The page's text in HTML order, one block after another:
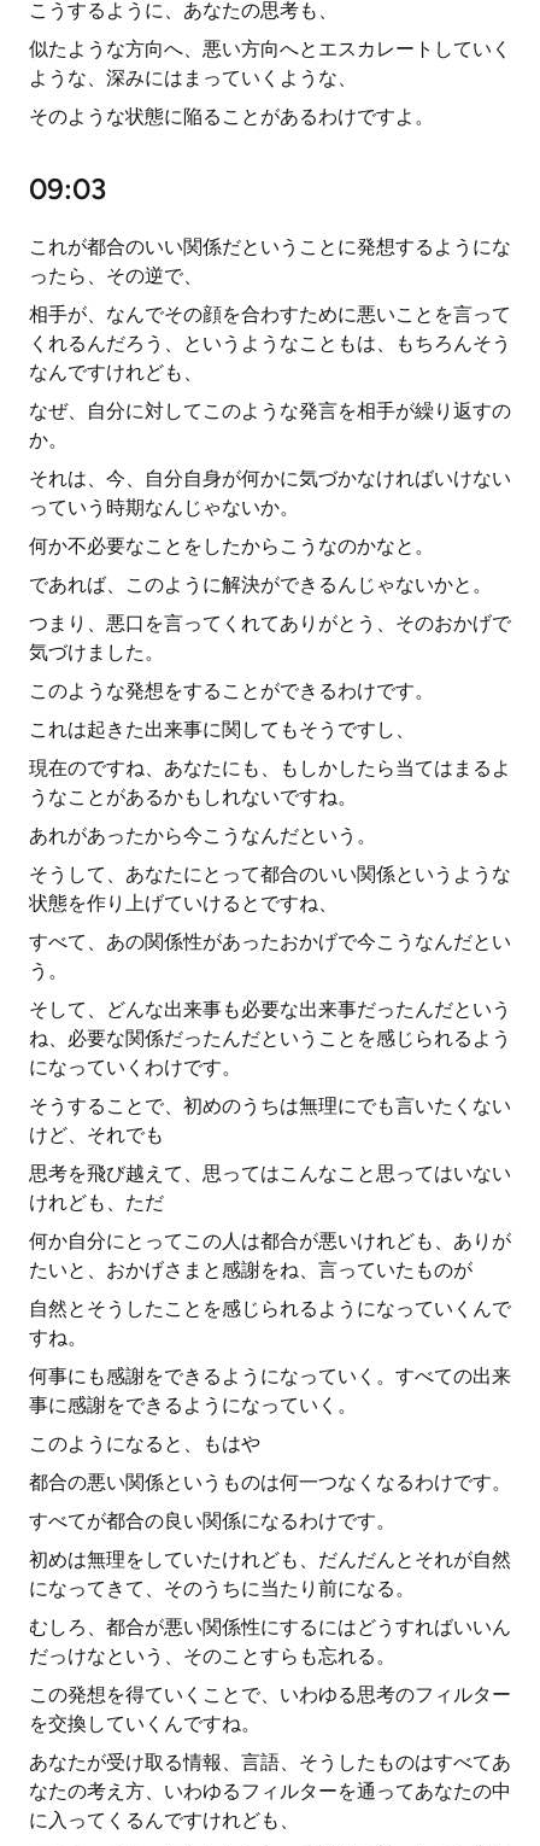
こうするように、あなたの思考も、
似たような方向へ、悪い方向へとエスカレートしていく
ような、深みにはまっていくような、
そのような状態に陥ることがあるわけですよ。
09:03
これが都合のいい関係だということに発想するようにな
ったら、その逆で、
相手が、なんでその顔を合わすために悪いことを言って
くれるんだろう、というようなこともは、もちろんそう
なんですけれども、
なぜ、自分に対してこのような発言を相手が繰り返すの
か。
それは、今、自分自身が何かに気づかなければいけない
っていう時期なんじゃないか。
何か不必要なことをしたからこうなのかなと。
であれば、このように解決ができるんじゃないかと。
つまり、悪口を言ってくれてありがとう、そのおかげで
気づけました。
このような発想をすることができるわけです。
これは起きた出来事に関してもそうですし、
現在のですね、あなたにも、もしかしたら当てはまるよ
うなことがあるかもしれないですね。
あれがあったから今こうなんだという。
そうして、あなたにとって都合のいい関係というような
状態を作り上げていけるとですね、
すべて、あの関係性があったおかげで今こうなんだとい
う。
そして、どんな出来事も必要な出来事だったんだという
ね、必要な関係だったんだということを感じられるよう
になっていくわけです。
そうすることで、初めのうちは無理にでも言いたくない
けど、それでも
思考を飛び越えて、思ってはこんなこと思ってはいない
けれども、ただ
何か自分にとってこの人は都合が悪いけれども、ありが
たいと、おかげさまと感謝をね、言っていたものが
自然とそうしたことを感じられるようになっていくんで
すね。
何事にも感謝をできるようになっていく。すべての出来
事に感謝をできるようになっていく。
このようになると、もはや
都合の悪い関係というものは何一つなくなるわけです。
すべてが都合の良い関係になるわけです。
初めは無理をしていたけれども、だんだんとそれが自然
になってきて、そのうちに当たり前になる。
むしろ、都合が悪い関係性にするにはどうすればいいん
だっけなという、そのことすらも忘れる。
この発想を得ていくことで、いわゆる思考のフィルター
を交換していくんですね。
あなたが受け取る情報、言語、そうしたものはすべてあ
なたの考え方、いわゆるフィルターを通ってあなたの中
に入ってくるんですけれども、